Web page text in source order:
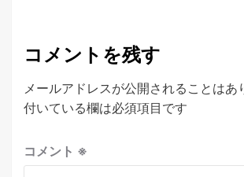
コメントを残す
メールアドレスが公開されることはあ
付いている欄は必須項目です
コメント ※